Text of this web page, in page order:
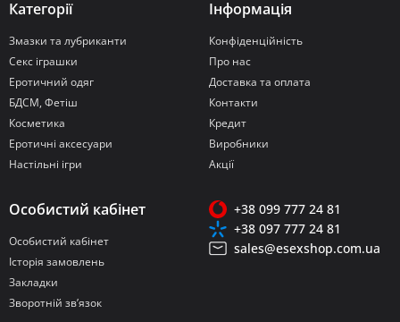
Категорії
Змазки та лубриканти
Секс іграшки
Еротичний одяг
БДСМ, Фетіш
Косметика
Еротичні аксесуари
Настільні ігри
Інформація
Конфіденційність
Про нас
Доставка та оплата
Контакти
Кредит
Виробники
Акції
Особистий кабінет
Особистий кабінет
Історія замовлень
Закладки
Зворотній зв’язок
+38 099 777 24 81
+38 097 777 24 81
sales@esexshop.com.ua